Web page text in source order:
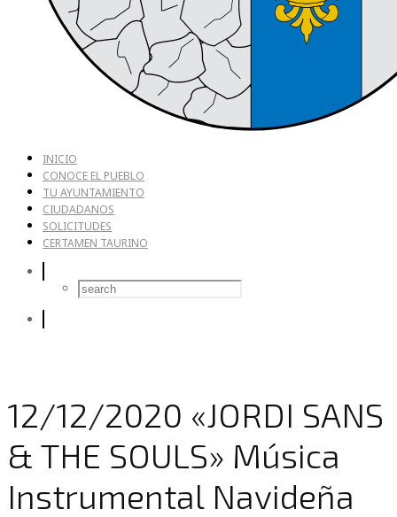
INICIO
CONOCE EL PUEBLO
TU AYUNTAMIENTO
CIUDADANOS
SOLICITUDES
CERTAMEN TAURINO
12/12/2020 «JORDI SANS
& THE SOULS» Música
Instrumental Navideña